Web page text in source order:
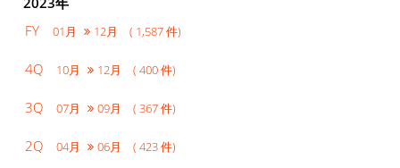
FY 01月 12月 ( 1,587 件)
4Q 10月 12月 ( 400 件)
3Q 07月 09月 ( 367 件)
2Q 04月 06月 ( 423 件)